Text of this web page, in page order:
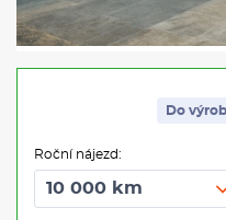
Do
Roční nájezd: